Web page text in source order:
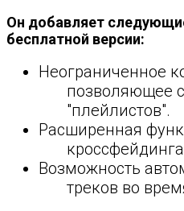
Он добавляет
бесплатной версии:
Неограниченное
позволяющее
"плейлистов".
Расширенная
кроссфейдинга
Возможность
треков во